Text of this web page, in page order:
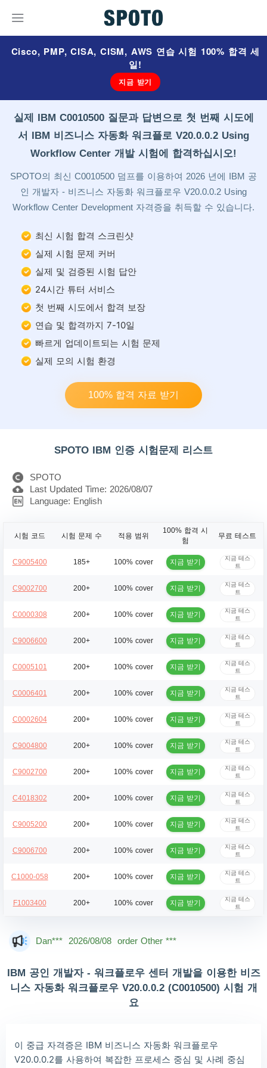
Cisco, PMP, CISA, CISM, AWS 연습 시험 100% 합격 세
일!
지금 받기
실제 IBM C0010500 질문과 답변으로 첫 번째 시도에
서 IBM 비즈니스 자동화 워크플로 V20.0.0.2 Using
Workflow Center 개발 시험에 합격하십시오!
SPOTO의 최신 C0010500 덤프를 이용하여 2026 년에 IBM 공
인 개발자 - 비즈니스 자동화 워크플로우 V20.0.0.2 Using
Workflow Center Development 자격증을 취득할 수 있습니다.
최신 시험 합격 스크린샷
실제 시험 문제 커버
실제 및 검증된 시험 답안
24시간 튜터 서비스
첫 번째 시도에서 합격 보장
연습 및 합격까지 7-10일
빠르게 업데이트되는 시험 문제
실제 모의 시험 환경
100% 합격 자료 받기
SPOTO IBM 인증 시험문제 리스트
SPOTO
Last Updated Time: 2026/08/07
Language: English
시험 코드 시험 문제 수 적용 범위
100% 합격 시
험
무료 테스트
C9005400 185+ 100% cover 지금 받기 지금 테스
트
C9002700 200+ 100% cover 지금 받기 지금 테스
트
C0000308 200+ 100% cover 지금 받기
지금 테스
트
C9006600 200+ 100% cover 지금 받기
지금 테스
트
C0005101 200+ 100% cover 지금 받기
지금 테스
트
C0006401 200+ 100% cover 지금 받기
지금 테스
트
C0002604 200+ 100% cover 지금 받기
지금 테스
트
C9004800 200+ 100% cover 지금 받기
지금 테스
트
C9002700 200+ 100% cover 지금 받기
지금 테스
트
C4018302 200+ 100% cover 지금 받기
지금 테스
트
C9005200 200+ 100% cover 지금 받기
지금 테스
트
C9006700 200+ 100% cover 지금 받기
지금 테스
트
C1000-058 200+ 100% cover 지금 받기
지금 테스
트
F1003400 200+ 100% cover 지금 받기
지금 테스
트
Dan*** 2026/08/08 order Other ***
Owe*** 2026/08/08 order Other ***
order Other ***
Wil*** 2026/08/08 order Other ***
IBM 공인 개발자 - 워크플로우 센터 개발을 이용한 비즈
니스 자동화 워크플로우 V20.0.0.2 (C0010500) 시험 개
요
이 중급 자격증은 IBM 비즈니스 자동화 워크플로우
V20.0.0.2를 사용하여 복잡한 프로세스 중심 및 사례 중심